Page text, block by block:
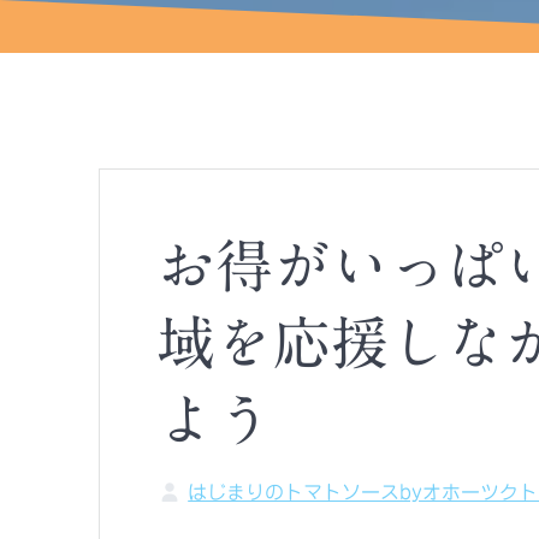
お得がいっぱ
域を応援しな
よう
はじまりのトマトソースbyオホーツク